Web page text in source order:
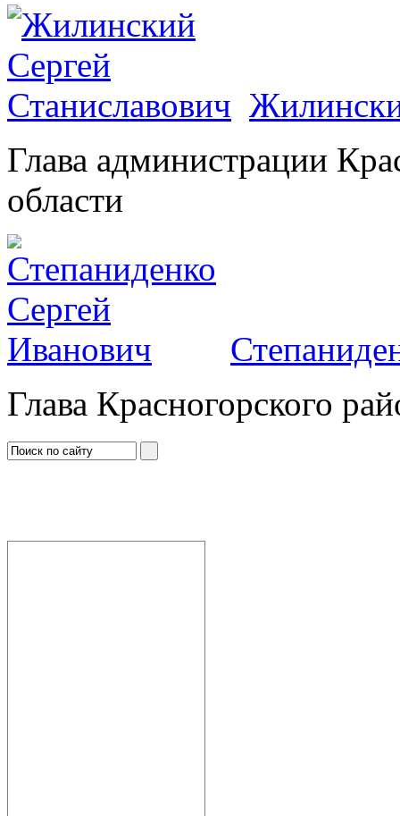
Глава администрации
области
Глава Красногорского